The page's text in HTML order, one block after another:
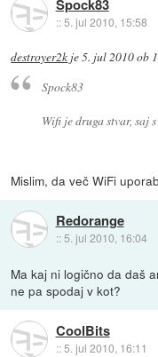
Spock83
::5. jul 2010, 15:58
destroyer2k je5. jul 2010 ob
Spock83
Wifi je druga stvar, saj
Mislim, da več WiFi
Redorange
:: 5. jul 2010, 16:04
Ma kaj ni logično da daš
ne pa spodaj v kot?
CoolBits
::5. jul 2010, 16:11